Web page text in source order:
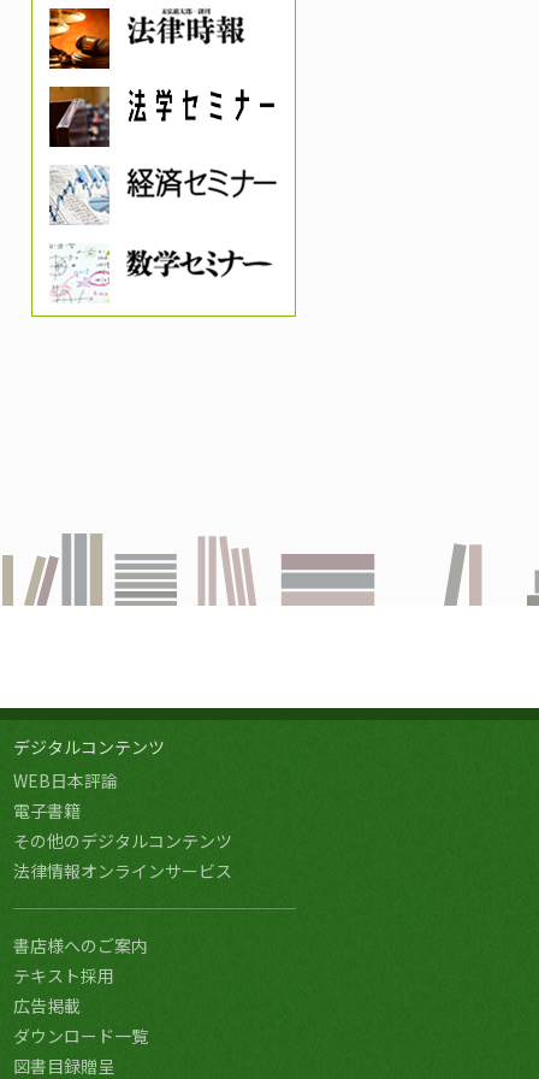
デジタルコンテンツ
WEB日本評論
電子書籍
その他のデジタルコンテンツ
法律情報オンラインサービス
書店様へのご案内
テキスト採用
広告掲載
ダウンロード一覧
図書目録贈呈